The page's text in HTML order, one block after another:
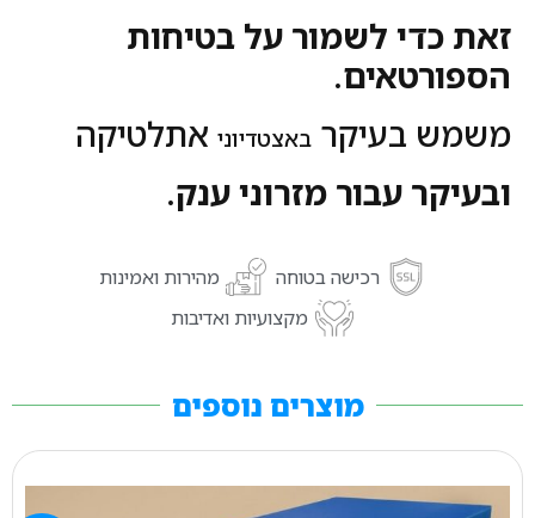
זאת כדי לשמור על בטיחות
הספורטאים.
משמש בעיקר באצטדיוני אתלטיקה
ובעיקר עבור מזרוני ענק.
רכישה בטוחה
מהירות ואמינות
מקצועיות ואדיבות
מוצרים נוספים